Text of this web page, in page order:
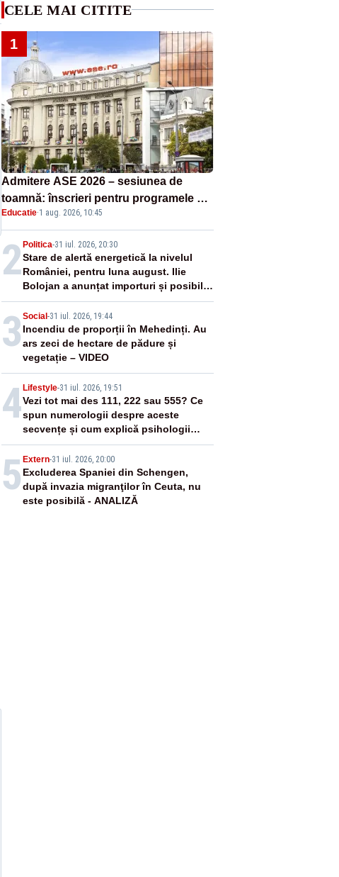
CELE MAI CITITE
1
Admitere ASE 2026 – sesiunea de
toamnă: înscrieri pentru programele de
licență, masterat și doctorat
Educatie·1 aug. 2026, 10:45
2Politica-31 iul. 2026, 20:30
Stare de alertă energetică la nivelul
României, pentru luna august. Ilie
Bolojan a anunțat importuri și posibile
restricții – VIDEO
3 Social-31 iul. 2026, 19:44
Incendiu de proporții în Mehedinți. Au
ars zeci de hectare de pădure și
vegetație – VIDEO
4Lifestyle-31 iul. 2026, 19:51
Vezi tot mai des 111, 222 sau 555? Ce
spun numerologii despre aceste
secvențe și cum explică psihologii
fenomenul
5 Extern-31 iul. 2026, 20:00
Excluderea Spaniei din Schengen,
după invazia migranţilor în Ceuta, nu
este posibilă - ANALIZĂ